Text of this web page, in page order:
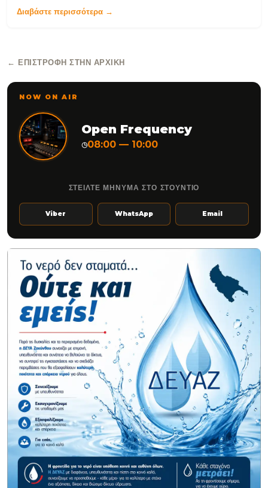
Διαβάστε περισσότερα →
← ΕΠΙΣΤΡΟΦΉ ΣΤΗΝ ΑΡΧΙΚΉ
NOW ON AIR
Open Frequency
◷08:00 — 10:00
ΣΤΕΙΛΤΕ ΜΗΝΥΜΑ ΣΤΟ ΣΤΟΥΝΤΙΟ
Viber WhatsApp Email